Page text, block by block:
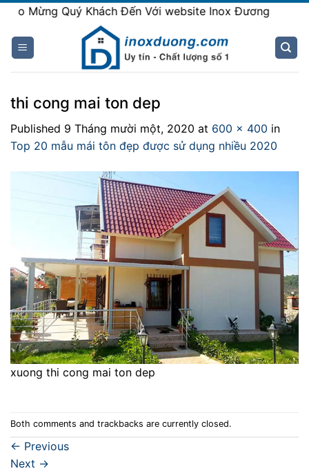
Skip
content
Mừng Quý Khách Đến Với website Inox Đương
thi cong mai ton dep
Published 9 Tháng mười một, 2020 at 600 × 400 in
Top 20 mẫu mái tôn đẹp được sử dụng nhiều 2020
xuong thi cong mai ton dep
Both comments and trackbacks are currently closed.
← Previous
Next →